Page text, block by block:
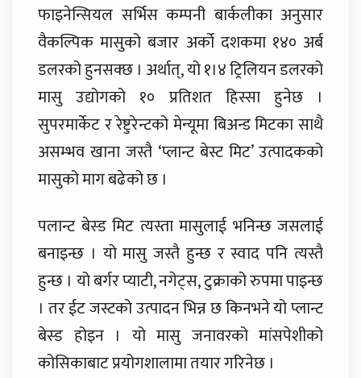
फाइनेन्सियल सर्भिस कम्पनी बार्कलीका अनुसार
वैकल्पिक मासुको बजार अर्को दशकमा १४० अर्ब
डलरको हुनसक्छ । अर्थात्, यो १।४ ट्रिलियन डलरको
मासु उद्योगको १० प्रतिशत हिस्सा हुनेछ ।
सुपरमार्केट र रेष्टुरेन्टको मेन्यूमा बिअन्ड मिटका साथै
असम्भव खाना जस्तै ‘प्लान्ट बेस्ट मिट’ उत्पादकको
मासुको माग बढेको छ ।
पलान्ट बेस्ड मिट त्यस्ता मासुलाई भनिन्छ जसलाई
बनाइन्छ । यो मासु जस्तै हुन्छ र स्वाद पनि त्यस्तै
हुन्छ । यो बर्गर प्याटी, नगेट्स, टुक्राको रुपमा पाइन्छ
। तर ईट जस्टको उत्पादन भिन्न छ किनभने यो प्लान्ट
बेस्ड होइन । यो मासु जनावरको मांसपेशीको
कोसिकाबाट प्रयोगशालामा तयार गरिनेछ ।